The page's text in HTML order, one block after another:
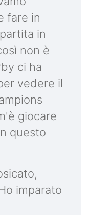
fare in
in
non è
ci ha
vedere il
giocare
questo
imparato